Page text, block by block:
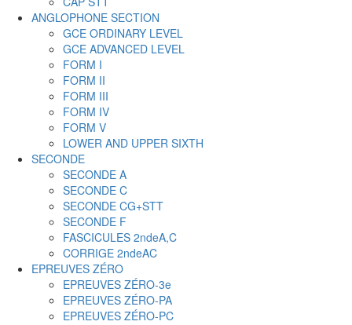
ANGLOPHONE SECTION
GCE ORDINARY LEVEL
GCE ADVANCED LEVEL
FORM I
FORM II
FORM III
FORM IV
FORM V
LOWER AND UPPER SIXTH
SECONDE
SECONDE A
SECONDE C
SECONDE CG+STT
SECONDE F
FASCICULES 2ndeA,C
CORRIGE 2ndeAC
EPREUVES ZÉRO
EPREUVES ZÉRO-3e
EPREUVES ZÉRO-PA
EPREUVES ZÉRO-PC